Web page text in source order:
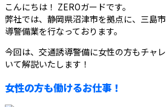
こんにちは！ ZEROガードです。
弊社では、静岡県沼津市を拠点に、三島
導警備業を行なっております。
今回は、交通誘導警備に女性の方もチャ
いて解説いたします！
女性の方も働けるお仕事！